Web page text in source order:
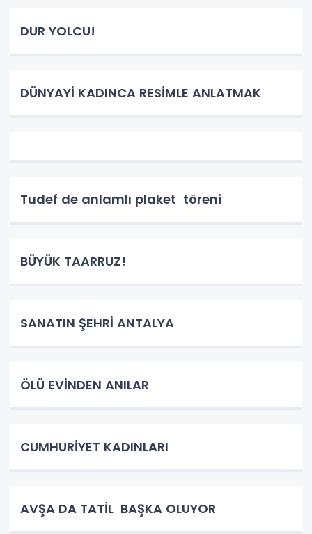
DUR YOLCU!
DÜNYAYİ KADINCA RESİMLE ANLATMAK
Tudef de anlamlı plaket töreni
BÜYÜK TAARRUZ!
SANATIN ŞEHRİ ANTALYA
ÖLÜ EVİNDEN ANILAR
CUMHURİYET KADINLARI
AVŞA DA TATİL BAŞKA OLUYOR